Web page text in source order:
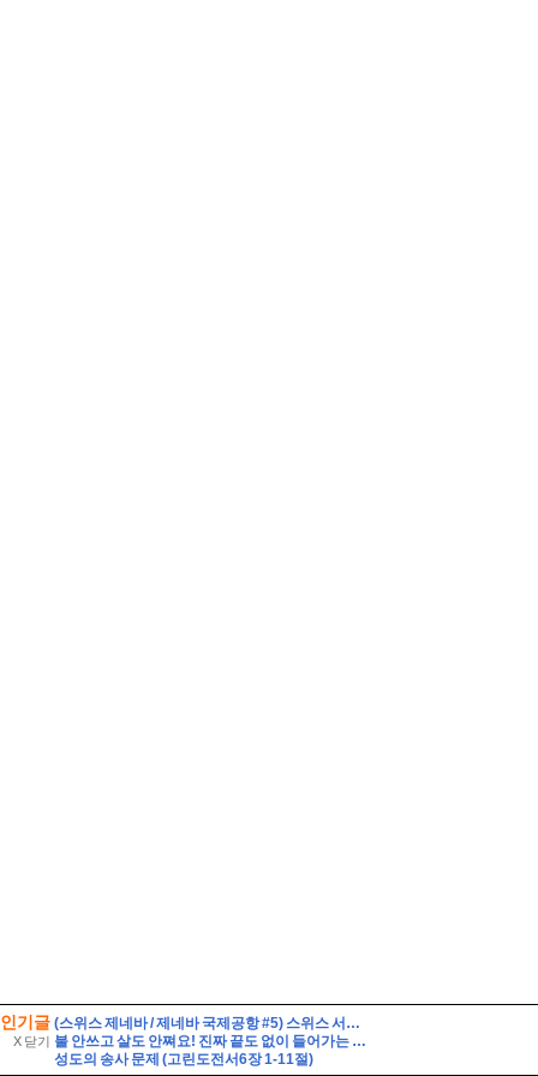
인기글
X 닫기
(스위스 제네바 / 제네바 국제공항 #5) 스위스 서부의 중심공항. 스위스와 몽블랑으로 가는 관문. 제네바 국제공항 Genève Aéroport, GVA
불 안쓰고 살도 안쪄요! 진짜 끝도 없이 들어가는 초간단 크래미요리 오이크래미샐러드 만들기
성도의 송사 문제 (고린도전서6장 1-11절)